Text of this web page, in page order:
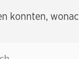
konnten,